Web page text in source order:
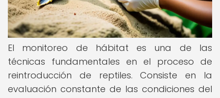
El monitoreo de hábitat es una de las
técnicas fundamentales en el proceso de
reintroducción de reptiles. Consiste en la
evaluación constante de las condiciones del